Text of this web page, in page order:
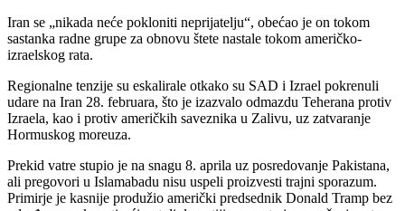
Iran se „nikada neće pokloniti neprijatelju“, obećao je on tokom
sastanka radne grupe za obnovu štete nastale tokom američko-
izraelskog rata.
Regionalne tenzije su eskalirale otkako su SAD i Izrael pokrenuli
udare na Iran 28. februara, što je izazvalo odmazdu Teherana protiv
Izraela, kao i protiv američkih saveznika u Zalivu, uz zatvaranje
Hormuskog moreuza.
Prekid vatre stupio je na snagu 8. aprila uz posredovanje Pakistana,
ali pregovori u Islamabadu nisu uspeli proizvesti trajni sporazum.
Primirje je kasnije produžio američki predsednik Donald Tramp bez